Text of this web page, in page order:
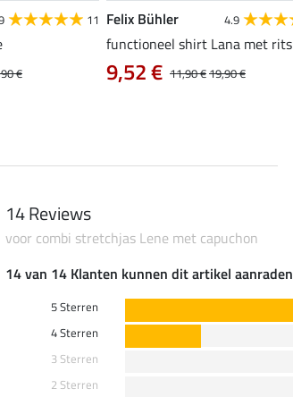
11
€
Felix Bühler 4.9
functioneel shirt Lana met rits
11,90 €19,90 €
9,52 €
14 Reviews
voor combi stretchjas Lene met capuchon
14 van 14 Klanten kunnen dit artikel aanraden
5 Sterren
4 Sterren
3 Sterren
2 Sterren